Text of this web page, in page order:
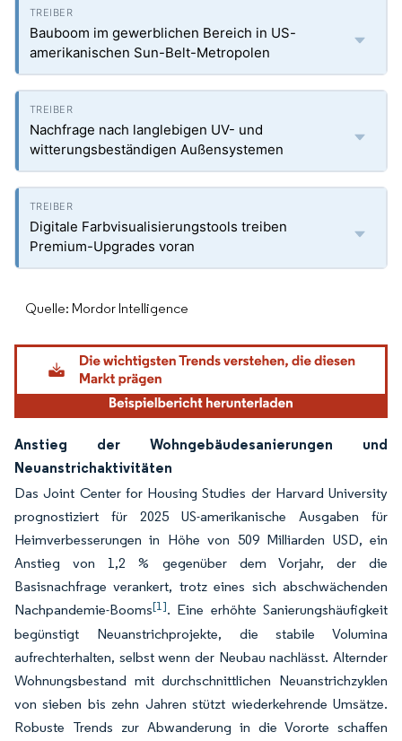
Bauboom im gewerblichen Bereich in US-
amerikanischen Sun-Belt-Metropolen
Nachfrage nach langlebigen UV- und
witterungsbeständigen Außensystemen
Digitale Farbvisualisierungstools treiben
Premium-Upgrades voran
Quelle: Mordor Intelligence
Anstieg der Wohngebäudesanierungen und
Neuanstrichaktivitäten
Das Joint Center for Housing Studies der Harvard University
prognostiziert für 2025 US-amerikanische Ausgaben für
Heimverbesserungen in Höhe von 509 Milliarden USD, ein
Anstieg von 1,2 % gegenüber dem Vorjahr, der die
Basisnachfrage verankert, trotz eines sich abschwächenden
Nachpandemie-Booms[1]. Eine erhöhte Sanierungshäufigkeit
begünstigt Neuanstrichprojekte, die stabile Volumina
aufrechterhalten, selbst wenn der Neubau nachlässt. Alternder
Wohnungsbestand mit durchschnittlichen Neuanstrichzyklen
von sieben bis zehn Jahren stützt wiederkehrende Umsätze.
Robuste Trends zur Abwanderung in die Vororte schaffen